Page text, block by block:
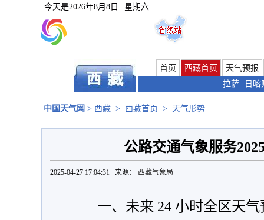
今天是2026年8月8日 星期六
首页 西藏首页
天气预报
拉萨
日喀
中国天气网 > 西藏 > 西藏首页 > 天气形势
公路交通气象服务
2025-04-27 17:04:31 来源： 西藏气象局
一、未来 24 小时全区天气